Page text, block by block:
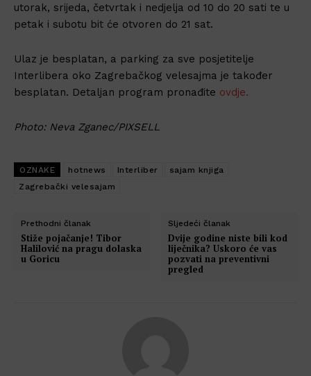
utorak, srijeda, četvrtak i nedjelja od 10 do 20 sati te u
petak i subotu bit će otvoren do 21 sat.
Ulaz je besplatan, a parking za sve posjetitelje
Interlibera oko Zagrebačkog velesajma je također
besplatan. Detaljan program pronađite ovdje.
Photo: Neva Zganec/PIXSELL
OZNAKE hotnews Interliber
sajam knjiga
Zagrebački velesajam
Prethodni članak
Stiže pojačanje! Tibor
Halilović na pragu dolaska
u Goricu
Sljedeći članak
Dvije godine niste bili kod
liječnika? Uskoro će vas
pozvati na preventivni
pregled